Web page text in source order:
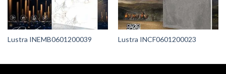
Lustra INEMB0601200039 Lustra INCF0601200023